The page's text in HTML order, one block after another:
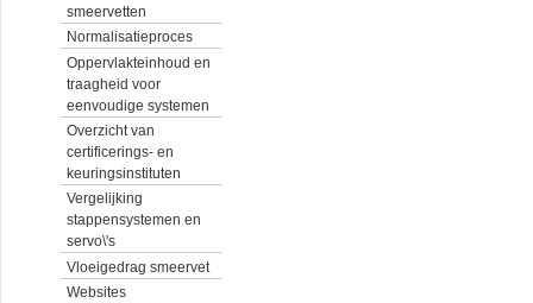
smeervetten
Normalisatieproces
Oppervlakteinhoud en
traagheid voor
eenvoudige systemen
Overzicht van
certificerings- en
keuringsinstituten
Vergelijking
stappensystemen en
servo\'s
Vloeigedrag smeervet
Websites